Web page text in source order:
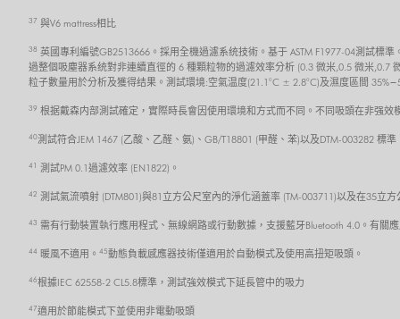
37 與V6 mattress相比
38 英國專利編號GB2513666。採用全機過濾系统技術。基于 ASTM F1977-04測試
過整個吸塵器系统對非連續直徑的 6 種顆粒物的過濾效率分析 (0.3 微米,0.5 微米
粒子數量用於分析及獲得结果。測試環境:空氣温度(21.1°C ± 2.8°C)及濕度區間
39 根据戴森内部測試確定，實際時長會因使用環境和方式而不同。不同吸頭在非强
40測試符合JEM 1467 (乙酸、乙醛、氨)、GB/T18801 (甲醛、苯)以及DTM-003282 標
41 測試PM 0.1過濾效率 (EN1822)。
42 測試氣流噴射 (DTM801)與81立方公尺室內的淨化涵蓋率 (TM-003711)以及在35立
43 需有行動裝置執行應用程式、無線網路或行動數據，支援藍牙Bluetooth 4.0。有關
44 暖風不適用。 45動態負載感應器技術僅適用於自動模式及使用高扭矩吸頭。
46根據IEC 62558-2 CL5.8標準，測試強效模式下延長管中的吸力
47適用於節能模式下並使用非電動吸頭